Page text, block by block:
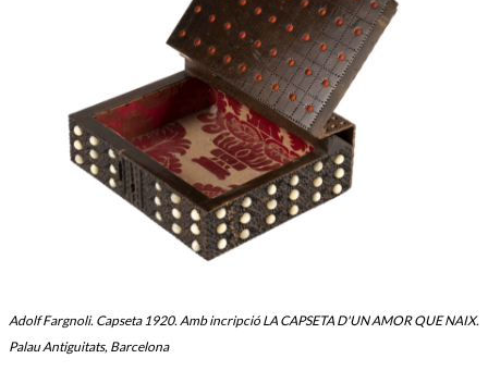
Adolf Fargnoli. Capseta 1920. Amb incripció LA CAPSETA D'UN AMOR QUE NAIX.
Palau Antiguitats, Barcelona